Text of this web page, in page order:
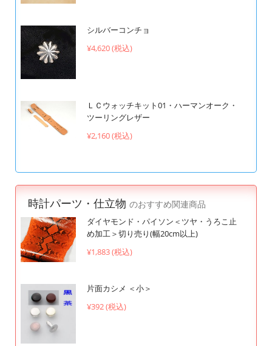
シルバーコンチョ
¥4,620 (税込)
ＬＣウォッチキット01・ハーマンオーク・
ツーリングレザー
¥2,160 (税込)
時計パーツ・仕立物 のおすすめ関連商品
ダイヤモンド・パイソン＜ツヤ・うろこ止
め加工＞切り売り(幅20cm以上)
¥1,883 (税込)
片面カシメ ＜小＞
¥392 (税込)